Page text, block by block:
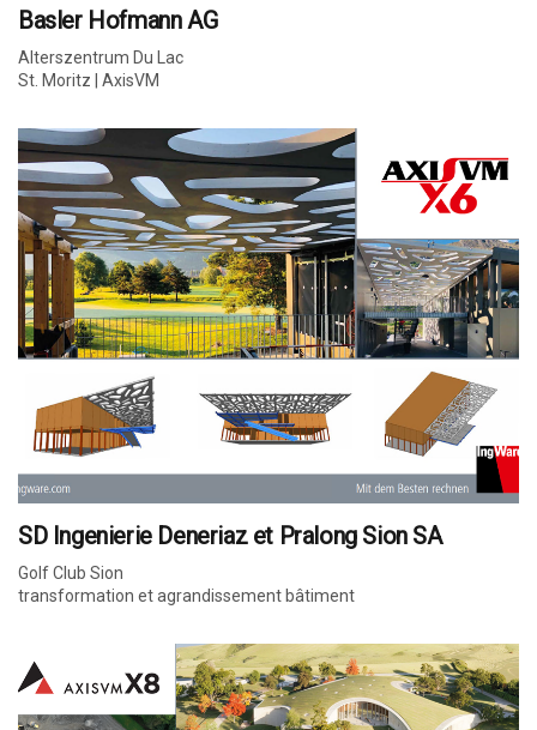
Basler Hofmann AG
Alterszentrum Du Lac
St. Moritz | AxisVM
SD Ingenierie Deneriaz et Pralong Sion SA
Golf Club Sion
transformation et agrandissement bâtiment